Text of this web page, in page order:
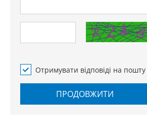
Отримувати відповіді на пошту
ПРОДОВЖИТИ